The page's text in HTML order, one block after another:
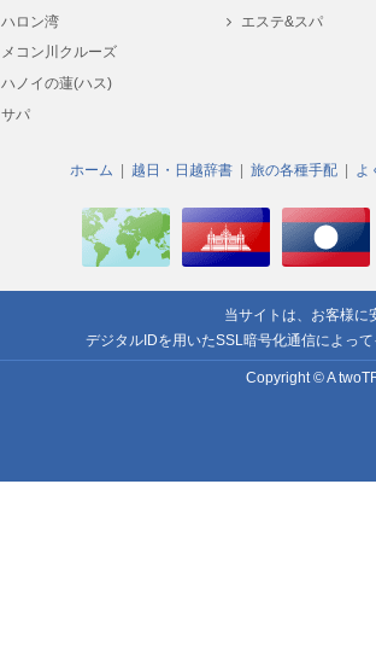
ハロン湾
メコン川クルーズ
ハノイの蓮(ハス)
サパ
エステ&スパ
ホーム 越日・日越辞書 旅の各種手配 よ
当サイトは、お客様に
デジタルIDを用いたSSL暗号化通信によっ
Copyright © A